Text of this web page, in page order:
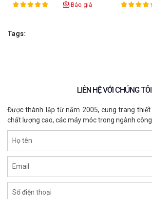
Rating:
100% Báo giá 100%
Tags:
LIÊN HỆ VỚI CHÚNG TÔI
Được thành lập từ năm 2005, cung trang
chất lượng cao, các máy móc trong ngành công
Họ tên
Email
Số điện thoại